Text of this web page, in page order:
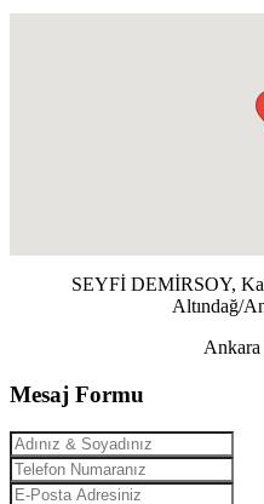
SEYFİ DEMİRSOY,
Altındağ/
Ankara
Mesaj Formu